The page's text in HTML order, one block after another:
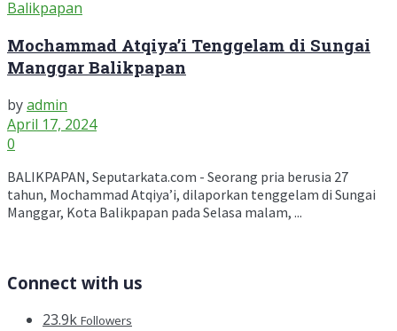
Mochammad Atqiya’i Tenggelam di Sungai
Manggar Balikpapan
byadmin
April 17, 2024
0
BALIKPAPAN, Seputarkata.com - Seorang pria berusia 27
tahun, Mochammad Atqiya’i, dilaporkan tenggelam di Sungai
Manggar, Kota Balikpapan pada Selasa malam, ...
Connect with us
23.9k Followers